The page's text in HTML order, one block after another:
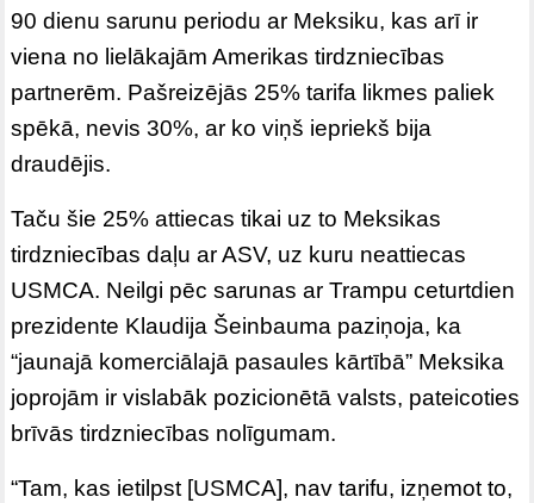
90 dienu sarunu periodu ar Meksiku, kas arī ir
viena no lielākajām Amerikas tirdzniecības
partnerēm. Pašreizējās 25% tarifa likmes paliek
spēkā, nevis 30%, ar ko viņš iepriekš bija
draudējis.
Taču šie 25% attiecas tikai uz to Meksikas
tirdzniecības daļu ar ASV, uz kuru neattiecas
USMCA. Neilgi pēc sarunas ar Trampu ceturtdien
prezidente Klaudija Šeinbauma paziņoja, ka
“jaunajā komerciālajā pasaules kārtībā” Meksika
joprojām ir vislabāk pozicionētā valsts, pateicoties
brīvās tirdzniecības nolīgumam.
“Tam, kas ietilpst [USMCA], nav tarifu, izņemot to,